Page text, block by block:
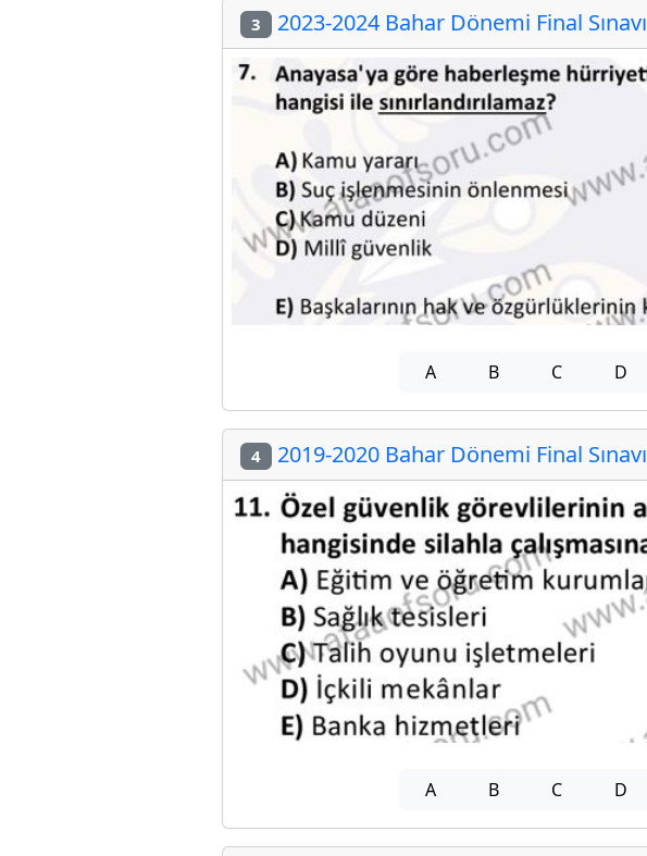
3 2023-2024 Bahar Dönemi Final Sınavı
A B C D
4 2019-2020 Bahar Dönemi Final Sınavı
A B C D